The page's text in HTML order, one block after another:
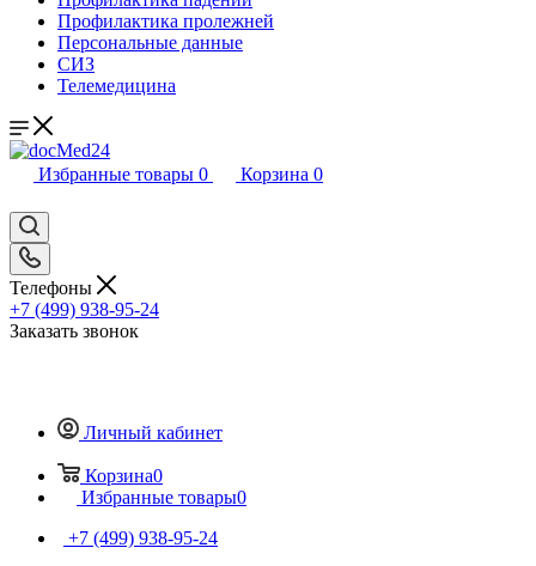
Профилактика пролежней
Персональные данные
СИЗ
Телемедицина
Избранные товары 0 Корзина 0
Телефоны
+7 (499) 938-95-24
Заказать звонок
Личный кабинет
Корзина0
Избранные товары0
+7 (499) 938-95-24